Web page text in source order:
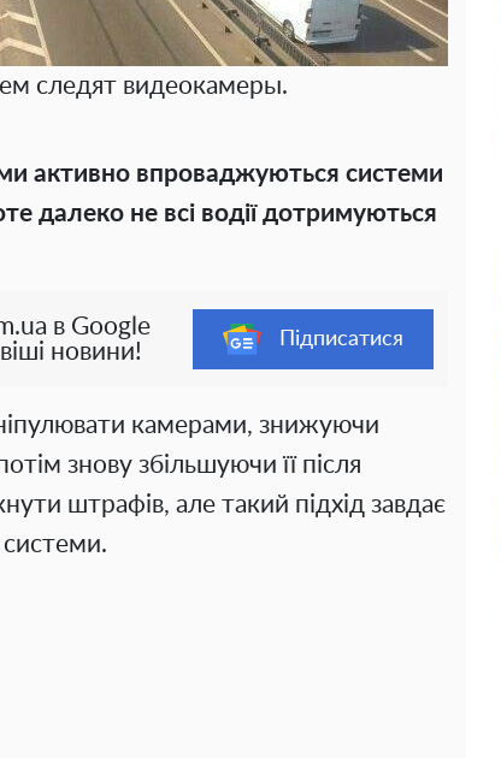
следят видеокамеры.
активно впроваджуються системи
далеко не всі водії дотримуються
в Google
новини!
Підписатися
камерами, знижуючи
знову збільшуючи її після
штрафів, але такий підхід завдає
системи.